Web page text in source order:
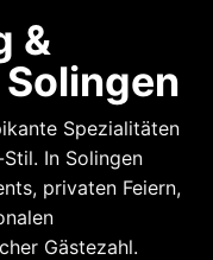
&
Spezialitäten
In Solingen
privaten Feiern,
Gästezahl.